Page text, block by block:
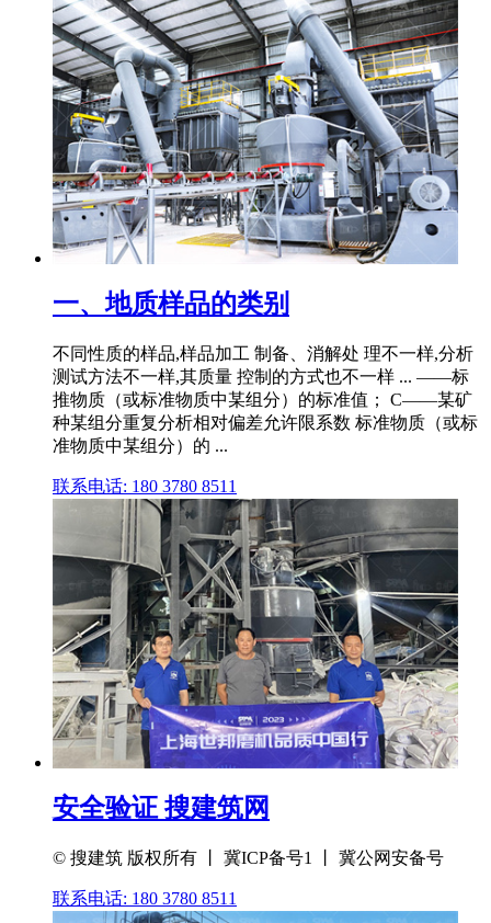
一、地质样品的类别
不同性质的样品,样品加工 制备、消解处 理不一样,分析
测试方法不一样,其质量 控制的方式也不一样 ... ——标
推物质（或标准物质中某组分）的标准值； C——某矿
种某组分重复分析相对偏差允许限系数 标准物质（或标
准物质中某组分）的 ...
联系电话: 180 3780 8511
安全验证 搜建筑网
© 搜建筑 版权所有 丨 冀ICP备号1 丨 冀公网安备号
联系电话: 180 3780 8511